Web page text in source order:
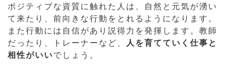
ポジティブな資質に触れた人は、自然と元気が湧い
て来たり、前向きな行動をとれるようになります。
また行動には自信があり説得力を発揮します。教師
だったり、トレーナーなど、
人を育てていく仕事と
相性がいいでしょう。